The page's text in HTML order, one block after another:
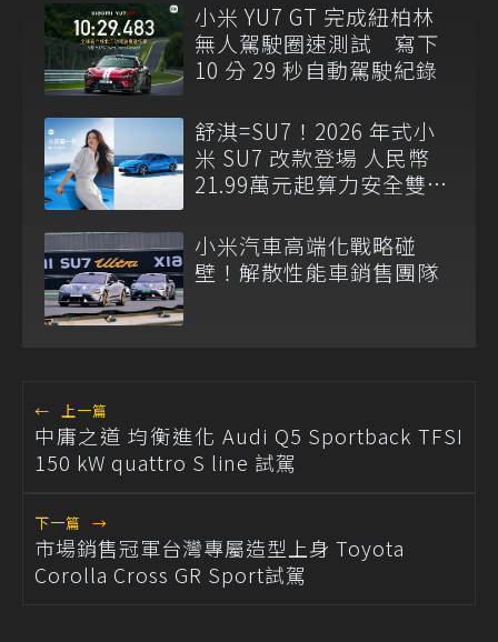
小米 YU7 GT 完成紐柏林
無人駕駛圈速測試 寫下
10 分 29 秒自動駕駛紀錄
舒淇=SU7！2026 年式小
米 SU7 改款登場 人民幣
21.99萬元起算力安全雙升
小米汽車高端化戰略碰
壁！解散性能車銷售團隊
← 上一篇
中庸之道 均衡進化 Audi Q5 Sportback TFSI
150 kW quattro S line 試駕
下一篇 →
市場銷售冠軍台灣專屬造型上身 Toyota
Corolla Cross GR Sport試駕